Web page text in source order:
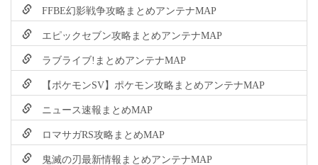
FFBE幻影戦争攻略まとめアンテナMAP
エピックセブン攻略まとめアンテナMAP
ラブライブ!まとめアンテナMAP
【ポケモンSV】ポケモン攻略まとめアンテナMAP
ニュース速報まとめMAP
ロマサガRS攻略まとめMAP
鬼滅の刃最新情報まとめアンテナMAP